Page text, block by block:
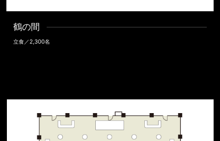
鶴の間
立食／2,300名